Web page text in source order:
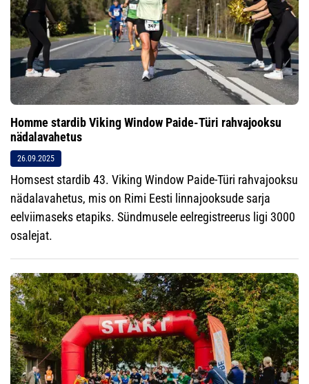
Homme stardib Viking Window Paide-Türi rahvajooksu
nädalavahetus
26.09.2025
Homsest stardib 43. Viking Window Paide-Türi rahvajooksu
nädalavahetus, mis on Rimi Eesti linnajooksude sarja
eelviimaseks etapiks. Sündmusele eelregistreerus ligi 3000
osalejat.